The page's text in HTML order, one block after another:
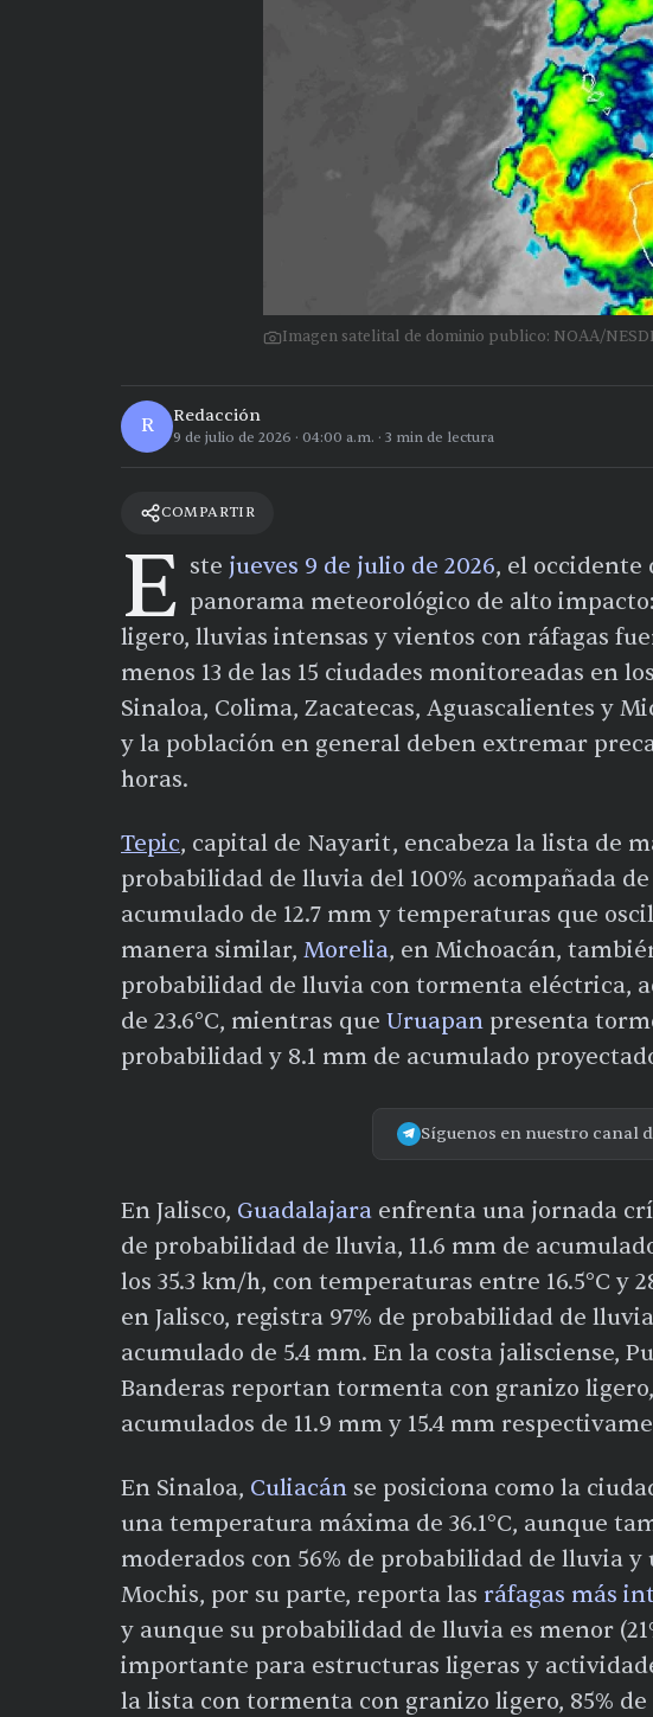
Imagen satelital de dominio publico: NOAA/
R Redacción
9 de julio de 2026 · 04:00 a.m. · 3 min de lectura
COMPARTIR
E ste jueves 9 de julio de 2026, el occidente
panorama meteorológico de alto
ligero, lluvias intensas y vientos con ráfagas
menos 13 de las 15 ciudades monitoreadas en
Sinaloa, Colima, Zacatecas, Aguascalientes y
y la población en general deben extremar
horas.
Tepic, capital de Nayarit, encabeza la lista de
probabilidad de lluvia del 100% acompañada
acumulado de 12.7 mm y temperaturas que
manera similar, Morelia, en Michoacán,
probabilidad de lluvia con tormenta eléctrica,
de 23.6°C, mientras que Uruapan presenta
probabilidad y 8.1 mm de acumulado
Síguenos en nuestro canal
En Jalisco, Guadalajara enfrenta una jornada
de probabilidad de lluvia, 11.6 mm de
los 35.3 km/h, con temperaturas entre 16.5°C y
en Jalisco, registra 97% de probabilidad de
acumulado de 5.4 mm. En la costa jalisciense,
Banderas reportan tormenta con granizo
acumulados de 11.9 mm y 15.4 mm
En Sinaloa, Culiacán se posiciona como la
una temperatura máxima de 36.1°C, aunque
moderados con 56% de probabilidad de lluvia y
Mochis, por su parte, reporta las ráfagas más
y aunque su probabilidad de lluvia es menor
importante para estructuras ligeras y
la lista con tormenta con granizo ligero, 85%